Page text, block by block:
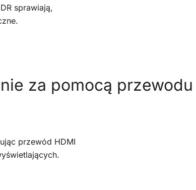
sprawiają,
za pomocą
przewód HDMI